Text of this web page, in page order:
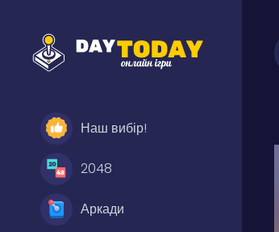
Наш вибір!
2048
Аркади